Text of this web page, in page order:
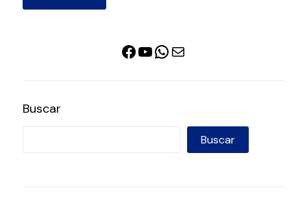
Facebook
YouTube
WhatsApp
Correo electrónico
Buscar
Buscar